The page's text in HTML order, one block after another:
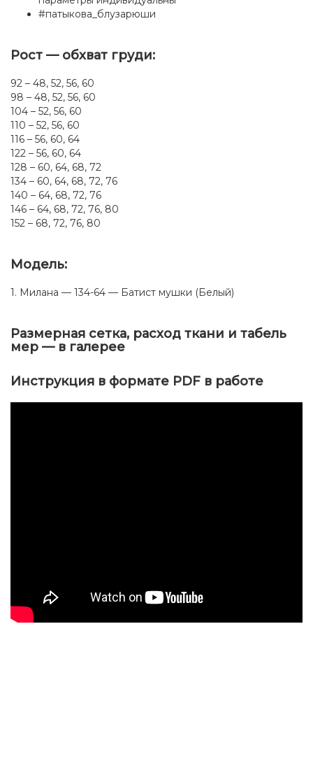
#патыкова_блузарюши
Рост — обхват груди:
92 – 48, 52, 56, 60
98 – 48, 52, 56, 60
104 – 52, 56, 60
110 – 52, 56, 60
116 – 56, 60, 64
122 – 56, 60, 64
128 – 60, 64, 68, 72
134 – 60, 64, 68, 72, 76
140 – 64, 68, 72, 76
146 – 64, 68, 72, 76, 80
152 – 68, 72, 76, 80
Модель:
1. Милана — 134-64 — Батист мушки (Белый)
Размерная сетка, расход ткани и табель
мер — в галерее
Инструкция в формате PDF в работе